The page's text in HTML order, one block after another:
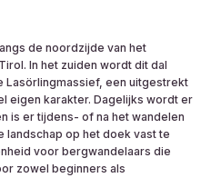
de noordzijde van het
In het zuiden wordt dit dal
een uitgestrekt
eigen karakter. Dagelijks wordt er
is er tijdens- of na het wandelen
landschap op het doek vast te
voor bergwandelaars die
zowel beginners als